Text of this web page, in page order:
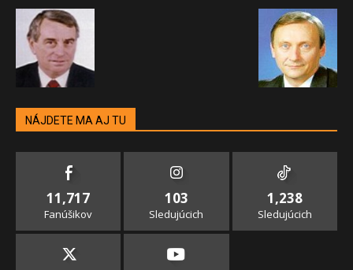
NÁJDETE MA AJ TU
11,717
Fanúšikov
103
Sledujúcich
1,238
Sledujúcich